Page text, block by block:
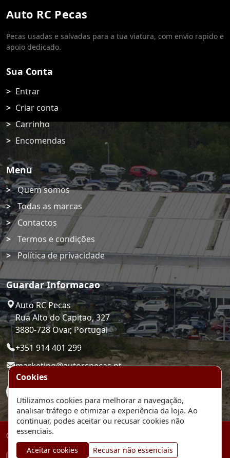
Auto RC Pecas
Pecas usadas e salvadas para a tua viatura, com envio rapido e
apoio dedicado.
Sua Conta
Entrar
Criar conta
Carrinho
Encomendas
Menu
Quem somos
Todas as marcas
Contactos
Termos e condições
Política de privacidade
Guardar Informacao
Auto RC Pecas
Rua Alto do Capitao, 327
3880-728 Ovar, Portugal
+351 914 401 299
marketing@autorcpecas.pt
© 2026 Auto RC Pecas. Plataforma de comercio eletronico.
Cookies
Utilizamos cookies para melhorar a navegação,
analisar tráfego e otimizar a experiência da loja. Ao
continuar, podes aceitar ou recusar cookies não
essenciais.
Aceitar cookies Recusar não essenciais